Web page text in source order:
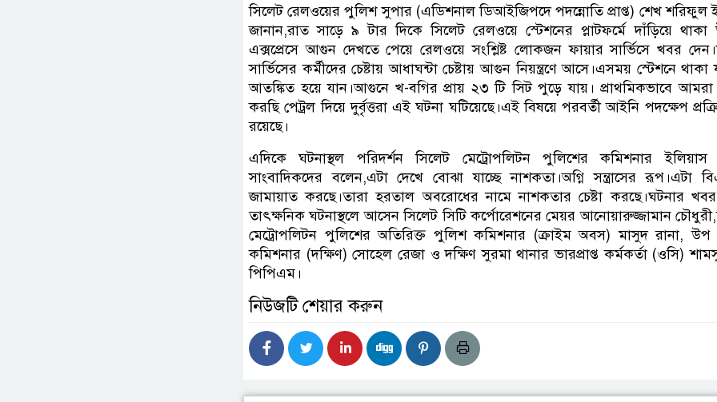
সিলেট রেলওয়ের পুলিশ সুপার (এডিশনাল ডিআইজিপদে পদন্নোতি প্রাপ্ত) শেখ শরিফুল
জানান,রাত সাড়ে ৯ টার দিকে সিলেট রেলওয়ে স্টেশনের প্লাটফর্মে দাঁড়িয়ে
এক্সপ্রেসে আগুন দেখতে পেয়ে রেলওয়ে সংশ্লিষ্ট লোকজন ফায়ার সার্ভিসে খবর
সার্ভিসের কর্মীদের চেষ্টায় আধাঘন্টা চেষ্টায় আগুন নিয়ন্ত্রণে আসে।এসময় স্টেশনে থাকা
আতঙ্কিত হয়ে যান।আগুনে খ-বগির প্রায় ২৩ টি সিট পুড়ে যায়। প্রাথমিকভাবে আমরা
করছি পেট্রল দিয়ে দুর্বৃত্তরা এই ঘটনা ঘটিয়েছে।এই বিষয়ে পরবর্তী আইনি পদক্ষেপ
রয়েছে।
এদিকে ঘটনাস্থল পরিদর্শন সিলেট মেট্রোপলিটন পুলিশের কমিশনার
সাংবাদিকদের বলেন,এটা দেখে বোঝা যাচ্ছে নাশকতা।অগ্নি সন্ত্রাসের রূপ।এটা
জামায়াত করছে।তারা হরতাল অবরোধের নামে নাশকতার চেষ্টা করছে।ঘটনার
তাৎক্ষনিক ঘটনাস্থলে আসেন সিলেট সিটি কর্পোরেশনের মেয়র আনোয়ারুজ্জামান
মেট্রোপলিটন পুলিশের অতিরিক্ত পুলিশ কমিশনার (ক্রাইম অবস) মাসুদ রানা,
কমিশনার (দক্ষিণ) সোহেল রেজা ও দক্ষিণ সুরমা থানার ভারপ্রাপ্ত কর্মকর্তা (ওসি)
পিপিএম।
নিউজটি শেয়ার করুন